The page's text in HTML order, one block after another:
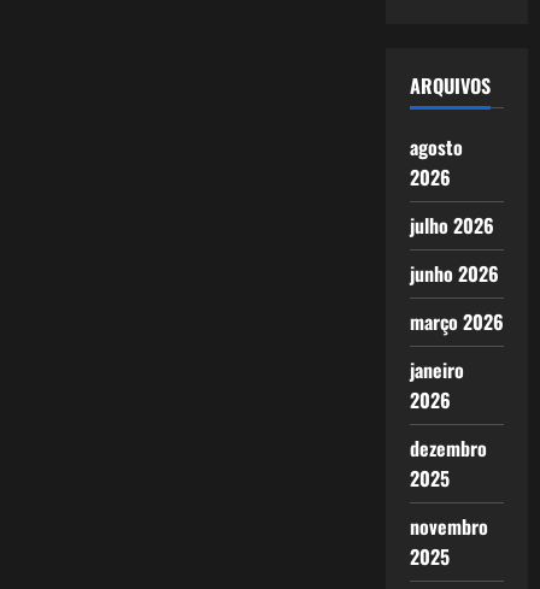
ARQUIVOS
agosto
2026
julho 2026
junho 2026
março 2026
janeiro
2026
dezembro
2025
novembro
2025